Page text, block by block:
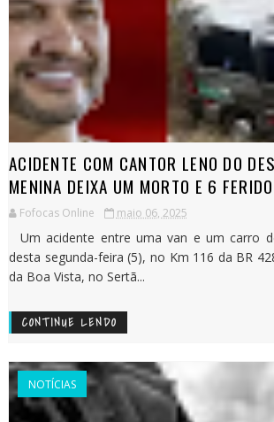
ACIDENTE COM CANTOR LENO DO
MENINA DEIXA UM MORTO E 6
Fofocas Online maio 06, 2025
Um acidente entre uma van e um carro
desta segunda-feira (5), no Km 116 da BR
da Boa Vista, no Sertã...
CONTINUE LENDO
NOTÍCIAS